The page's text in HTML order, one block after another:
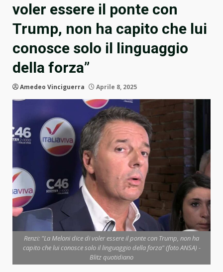
voler essere il ponte con
Trump, non ha capito che lui
conosce solo il linguaggio
della forza”
Amedeo Vinciguerra Aprile 8, 2025
Renzi: "La Meloni dice di voler essere il ponte con Trump, non ha
capito che lui conosce solo il linguaggio della forza" (foto ANSA) -
Blitz quotidiano